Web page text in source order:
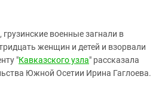
ИНАКОМЫСЛИЕ В ЧЕЧНЕ
ПРЕСЛЕДОВАНИЕ АКТИВИСТОВ
МОБИЛИЗАЦИЯ И ПРОТЕСТЫ
грузинские военные загнали в
женщин и детей и взорвали
"Кавказского узла" рассказала
Южной Осетии Ирина Гаглоева.